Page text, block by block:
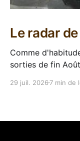
Le radar
Comme
sorties de fin
29 juil. 2026 7 min de